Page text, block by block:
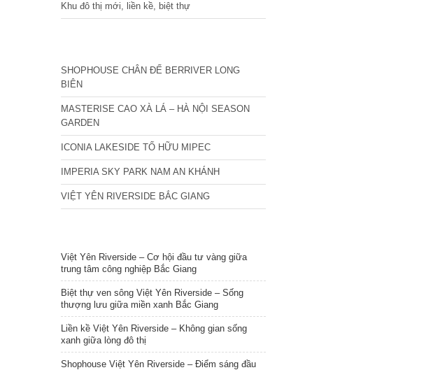
Khu đô thị mới, liền kề, biệt thự
SHOPHOUSE CHÂN ĐẾ BERRIVER LONG
BIÊN
MASTERISE CAO XÀ LÁ – HÀ NỘI SEASON
GARDEN
ICONIA LAKESIDE TỐ HỮU MIPEC
IMPERIA SKY PARK NAM AN KHÁNH
VIỆT YÊN RIVERSIDE BẮC GIANG
Việt Yên Riverside – Cơ hội đầu tư vàng giữa
trung tâm công nghiệp Bắc Giang
Biệt thự ven sông Việt Yên Riverside – Sống
thượng lưu giữa miền xanh Bắc Giang
Liền kề Việt Yên Riverside – Không gian sống
xanh giữa lòng đô thị
Shophouse Việt Yên Riverside – Điểm sáng đầu